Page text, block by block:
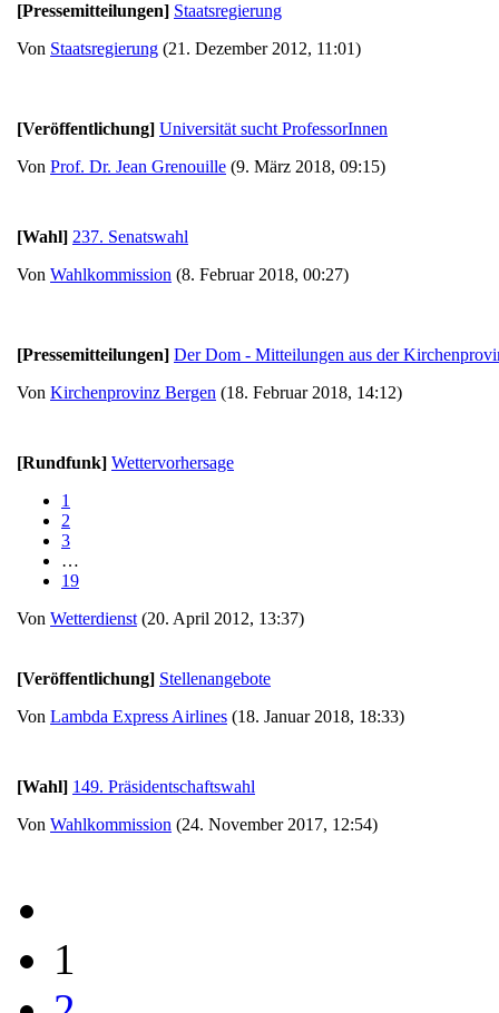
[Pressemitteilungen] Staatsregierung
Von Staatsregierung (21. Dezember 2012, 11:01)
[Veröffentlichung] Universität sucht ProfessorInnen
Von Prof. Dr. Jean Grenouille (9. März 2018, 09:15)
[Wahl] 237. Senatswahl
Von Wahlkommission (8. Februar 2018, 00:27)
[Pressemitteilungen] Der Dom - Mitteilungen aus der
Von Kirchenprovinz Bergen (18. Februar 2018, 14:12)
[Rundfunk] Wettervorhersage
1
2
3
…
19
Von Wetterdienst (20. April 2012, 13:37)
[Veröffentlichung] Stellenangebote
Von Lambda Express Airlines (18. Januar 2018, 18:33)
[Wahl] 149. Präsidentschaftswahl
Von Wahlkommission (24. November 2017, 12:54)
1